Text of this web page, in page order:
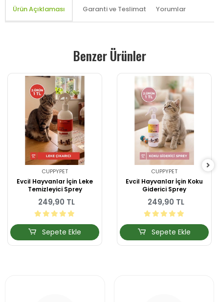
Ürün Açıklaması Garanti ve Teslimat Yorumlar
Benzer Ürünler
CUPPYPET
Evcil Hayvanlar İçin Leke
Temizleyici Sprey
249,90 TL
Sepete Ekle
CUPPYPET
Evcil Hayvanlar İçin Koku
Giderici Sprey
249,90 TL
Sepete Ekle